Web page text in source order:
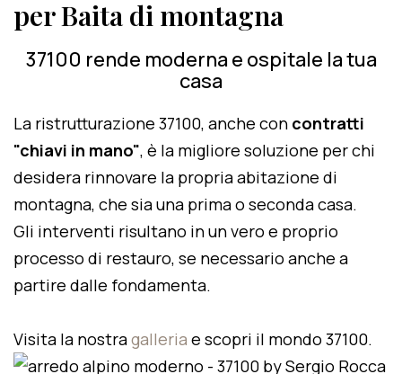
per Baita di montagna
37100 rende moderna e ospitale la tua
casa
La ristrutturazione 37100, anche con contratti
"chiavi in mano", è la migliore soluzione per chi
desidera rinnovare la propria abitazione di
montagna, che sia una prima o seconda casa.
Gli interventi risultano in un vero e proprio
processo di restauro, se necessario anche a
partire dalle fondamenta.
Visita la nostragalleria e scopri il mondo 37100.